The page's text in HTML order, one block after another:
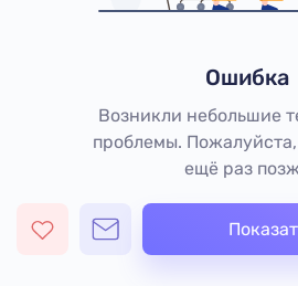
Ошибка
Возникли небольшие
проблемы.
ещё раз